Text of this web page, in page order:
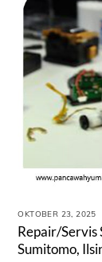
OKTOBER 23, 2025
Repair/Servis
Sumitomo,